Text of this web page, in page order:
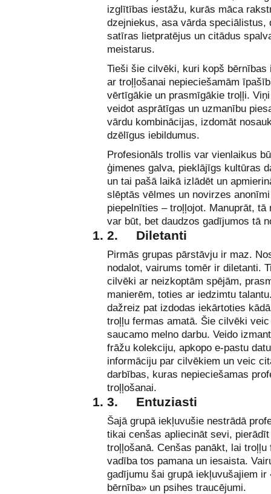
izglītības iestāžu, kurās māca
dzejniekus, asa vārda speciālistus,
satīras lietpratējus un citādus
meistarus.
Tieši šie cilvēki, kuri kopš bērnības
ar troļļošanai nepieciešamām
vērtīgākie un prasmīgākie troļļi.
veidot asprātīgas un uzmanību
vārdu kombinācijas, izdomāt
dzēlīgus iebildumus.
Profesionāls trollis var vienlaikus
ģimenes galva, pieklājīgs kultūras
un tai pašā laikā izlādēt un
slēptās vēlmes un novirzes anonīmi
piepelnīties – troļļojot. Manuprāt, tā
var būt, bet daudzos gadījumos tā
2. Diletanti
Pirmās grupas pārstāvju ir maz.
nodalot, vairums tomēr ir diletanti.
cilvēki ar neizkoptām spējām,
manierēm, toties ar iedzimtu
dažreiz pat izdodas iekārtoties
troļļu fermas amatā. Šie cilvēki
saucamo melno darbu. Veido
frāžu kolekciju, apkopo e-pastu
informāciju par cilvēkiem un veic
darbības, kuras nepieciešamas
troļļošanai.
3. Entuziasti
Šajā grupā iekļuvušie nestrādā
tikai cenšas apliecināt sevi,
troļļošanā. Cenšas panākt, lai troļļu
vadība tos pamana un iesaista.
gadījumu šai grupā iekļuvušajiem ir
bērnība» un psihes traucējumi.